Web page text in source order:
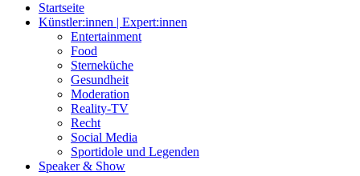
Startseite
Künstler:innen | Expert:innen
Entertainment
Food
Sterneküche
Gesundheit
Moderation
Reality-TV
Recht
Social Media
Sportidole und Legenden
Speaker & Show